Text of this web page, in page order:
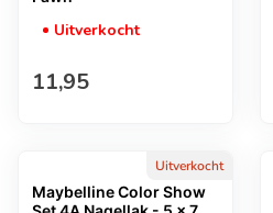
Uitverkocht
Normale prijs
11,95
Uitverkocht
Maybelline Color Show